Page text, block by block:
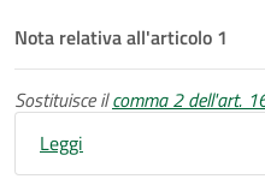
Nota relativa all'articolo 1
Sostituisce ilcomma 2 dell'art.
Leggi